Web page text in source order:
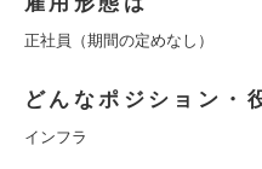
正社員（期間の定めなし）
どんなポジション・
インフラ